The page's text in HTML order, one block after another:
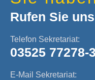
Rufen Sie
Telefon Sekretariat:
03525 77278-
E-Mail Sekretariat: